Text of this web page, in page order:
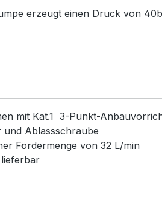
erzeugt einen Druck von
mit Kat.1 3-Punkt-
und Ablassschraube
Fördermenge von 32 L/min